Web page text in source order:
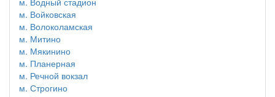
м. Войковская
м. Волоколамская
м. Митино
м. Мякинино
м. Планерная
м. Речной вокзал
м. Строгино